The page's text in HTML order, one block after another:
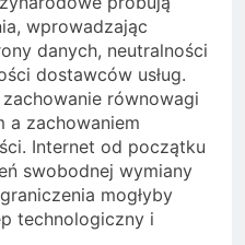
wprowadzając
danych, neutralności
dostawców usług.
równowagi
a zachowaniem
Internet od początku
swobodnej wymiany
mogłyby
technologiczny i